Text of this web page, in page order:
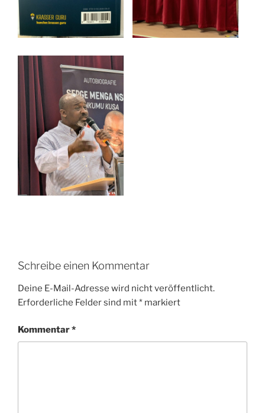
Schreibe einen Kommentar
Deine E-Mail-Adresse wird nicht veröffentlicht.
Erforderliche Felder sind mit* markiert
Kommentar*